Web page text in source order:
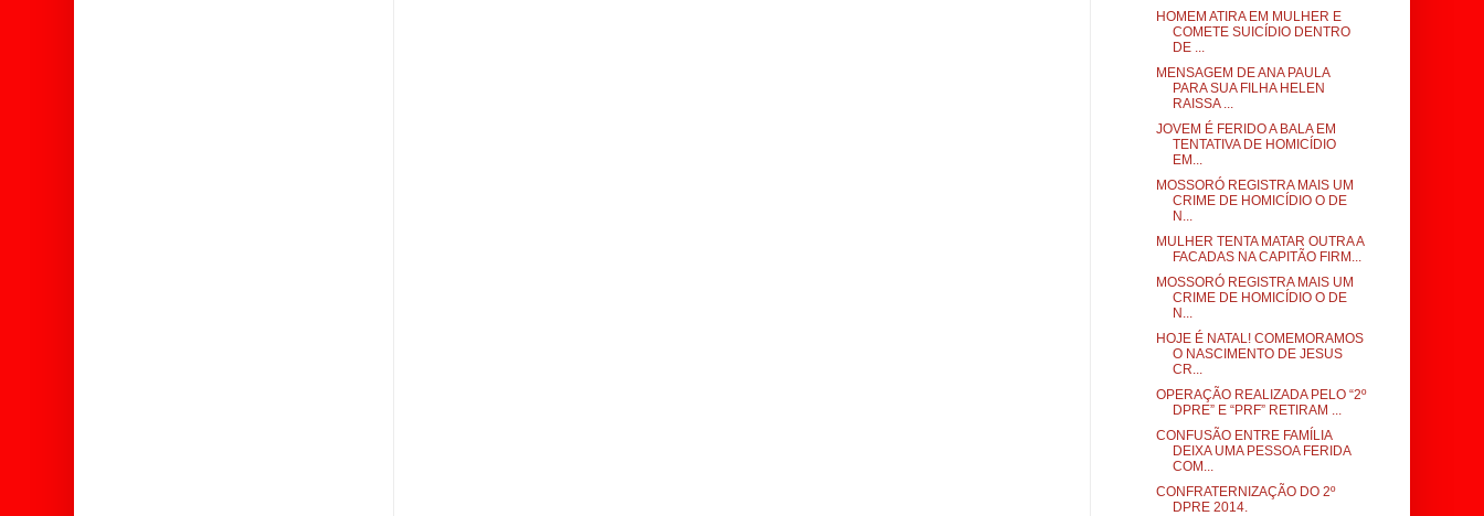
HOMEM ATIRA EM MULHER E
COMETE SUICÍDIO DENTRO
DE ...
MENSAGEM DE ANA PAULA
PARA SUA FILHA HELEN
RAISSA ...
JOVEM É FERIDO A BALA EM
TENTATIVA DE HOMICÍDIO
EM...
MOSSORÓ REGISTRA MAIS UM
CRIME DE HOMICÍDIO O DE
N...
MULHER TENTA MATAR OUTRA A
FACADAS NA CAPITÃO FIRM...
MOSSORÓ REGISTRA MAIS UM
CRIME DE HOMICÍDIO O DE
N...
HOJE É NATAL! COMEMORAMOS
O NASCIMENTO DE JESUS
CR...
OPERAÇÃO REALIZADA PELO “2º
DPRE” E “PRF” RETIRAM ...
CONFUSÃO ENTRE FAMÍLIA
DEIXA UMA PESSOA FERIDA
COM...
CONFRATERNIZAÇÃO DO 2º
DPRE 2014.